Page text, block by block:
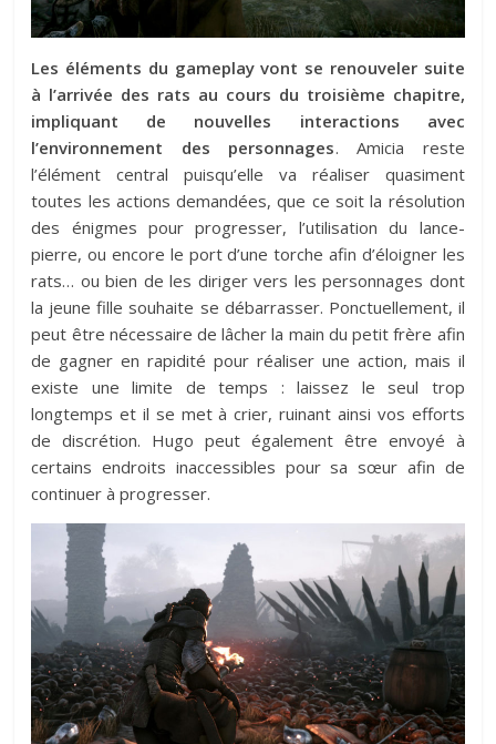
Les éléments du gameplay vont se renouveler suite
à l’arrivée des rats au cours du troisième chapitre,
impliquant de nouvelles interactions avec
l’environnement des personnages. Amicia reste
l’élément central puisqu’elle va réaliser quasiment
toutes les actions demandées, que ce soit la résolution
des énigmes pour progresser, l’utilisation du lance-
pierre, ou encore le port d’une torche afin d’éloigner les
rats… ou bien de les diriger vers les personnages dont
la jeune fille souhaite se débarrasser. Ponctuellement, il
peut être nécessaire de lâcher la main du petit frère afin
de gagner en rapidité pour réaliser une action, mais il
existe une limite de temps : laissez le seul trop
longtemps et il se met à crier, ruinant ainsi vos efforts
de discrétion. Hugo peut également être envoyé à
certains endroits inaccessibles pour sa sœur afin de
continuer à progresser.